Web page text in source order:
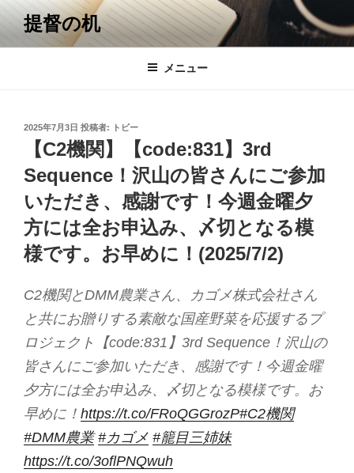
コ
テ
提督の机
メニュー
投
2025年7月3日 投稿者: トビー
【C2機関】【code:831】3rd
Sequence！沢山の皆さんにご参加
いただき、感謝です！今週金曜夕
方には全お申込み、〆切となる模
様です。お早めに！(2025/7/2)
C2機関とDMM農業さん、カゴメ株式会社さん
と共にお贈りする素敵な国産野菜を応援するプ
ロジェクト【code:831】3rd Sequence！沢山の
皆さんにご参加いただき、感謝です！今週金曜
夕方には全お申込み、〆切となる模様です。お
早めに！ https://t.co/FRoQGGrozP#C2機関
#DMM農業 #カゴメ #籠目三姉妹
https://t.co/3oflPNQwuh